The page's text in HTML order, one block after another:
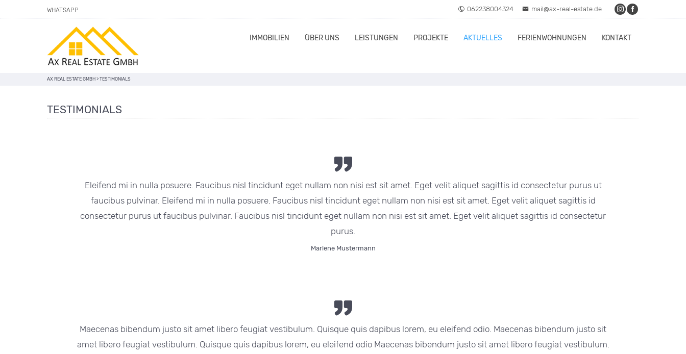
WHATSAPP 062238004324 mail@ax-real-estate.de
IMMOBILIEN ÜBER UNS LEISTUNGEN PROJEKTE AKTUELLES FERIENWOHNUNGEN KONTAKT
AX REAL ESTATE GMBH > TESTIMONIALS
TESTIMONIALS
Eleifend mi in nulla posuere. Faucibus nisl tincidunt eget nullam non nisi est sit amet. Eget velit aliquet sagittis id consectetur purus ut
faucibus pulvinar. Eleifend mi in nulla posuere. Faucibus nisl tincidunt eget nullam non nisi est sit amet. Eget velit aliquet sagittis id
consectetur purus ut faucibus pulvinar. Faucibus nisl tincidunt eget nullam non nisi est sit amet. Eget velit aliquet sagittis id consectetur
purus.
Marlene Mustermann
Maecenas bibendum justo sit amet libero feugiat vestibulum. Quisque quis dapibus lorem, eu eleifend odio. Maecenas bibendum justo sit
amet libero feugiat vestibulum. Quisque quis dapibus lorem, eu eleifend odio Maecenas bibendum justo sit amet libero feugiat vestibulum.